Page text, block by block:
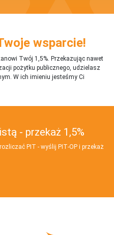
wsparcie!
Twój 1,5%. Przekazując nawet
pożytku publicznego, udzielasz
W ich imieniu jesteśmy Ci
- przekaż 1,5%
PIT - wyślij PIT‑OP i przekaż